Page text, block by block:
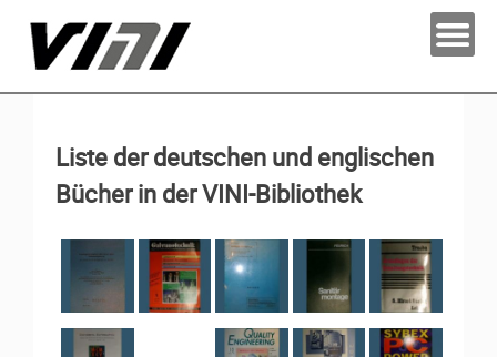
Liste der deutschen und englischen
Bücher in der VINI-Bibliothek